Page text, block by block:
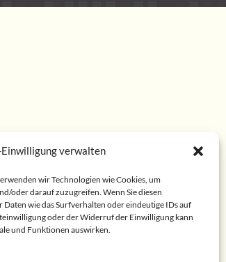
verwalten
wir Technologien wie Cookies, um
oder darauf zuzugreifen. Wenn Sie diesen
wie das Surfverhalten oder eindeutige IDs auf
oder der Widerruf der Einwilligung kann
und Funktionen auswirken.